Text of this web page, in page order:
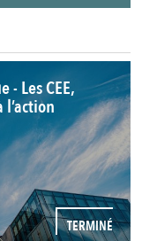
Les CEE,
TERMINÉ